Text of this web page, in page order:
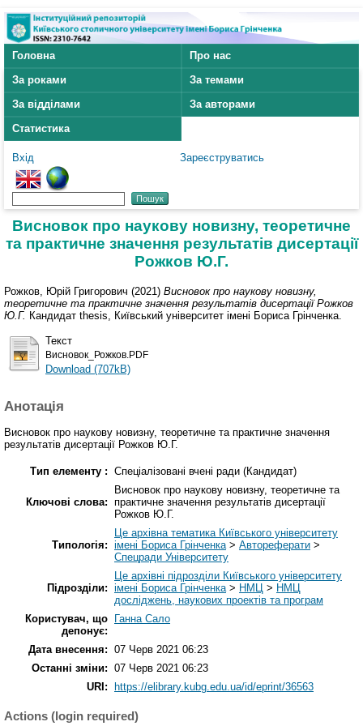
Головна
Про нас
За роками
За темами
За відділами
За авторами
Статистика
Вхід Зареєструватись
Висновок про наукову новизну, теоретичне
та практичне значення результатів дисертації
Рожков Ю.Г.
Рожков, Юрій Григорович (2021) Висновок про наукову новизну,
теоретичне та практичне значення результатів дисертації Рожков
Ю.Г. Кандидат thesis, Київський університет імені Бориса Грінченка.
Текст
Висновок_Рожков.PDF
Download (707kB)
Анотація
Висновок про наукову новизну, теоретичне та практичне значення
результатів дисертації Рожков Ю.Г.
Тип елементу : Спеціалізовані вчені ради (Кандидат)
Ключові слова:
Висновок про наукову новизну, теоретичне та
практичне значення результатів дисертації
Рожков Ю.Г.
Типологія:
Це архівна тематика Київського університету
імені Бориса Грінченка> Автореферати >
Спецради Університету
Підрозділи:
Це архівні підрозділи Київського університету
імені Бориса Грінченка> НМЦ > НМЦ
досліджень, наукових проектів та програм
Користувач, що
депонує:
Ганна Сало
Дата внесення: 07 Черв 2021 06:23
Останні зміни: 07 Черв 2021 06:23
URI:
https://elibrary.kubg.edu.ua/id/eprint/36563
Actions (login required)